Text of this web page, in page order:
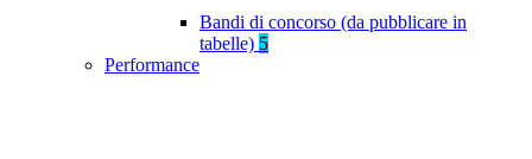
Bandi di concorso (da pubblicare in
tabelle) 5
Performance